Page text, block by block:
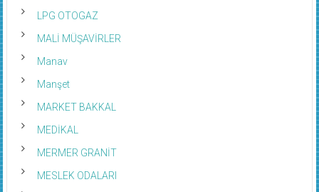
LPG OTOGAZ
MALİ MÜŞAVİRLER
Manav
Manşet
MARKET BAKKAL
MEDİKAL
MERMER GRANİT
MESLEK ODALARI